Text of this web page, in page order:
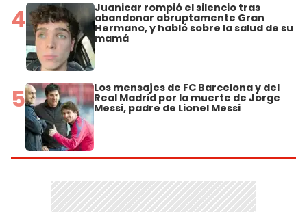
4 Juanicar rompió el silencio tras
abandonar abruptamente Gran
Hermano, y habló sobre la salud de su
mamá
5 Los mensajes de FC Barcelona y del
Real Madrid por la muerte de Jorge
Messi, padre de Lionel Messi